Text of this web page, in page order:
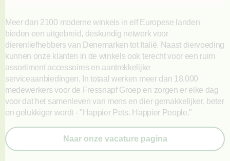
Meer dan 2100 moderne winkels in elf Europese landen
bieden een uitgebreid, deskundig netwerk voor
dierenliefhebbers van Denemarken tot Italië. Naast diervoeding
kunnen onze klanten in de winkels ook terecht voor een ruim
assortiment accessoires en aantrekkelijke
serviceaanbiedingen. In totaal werken meer dan 18.000
medewerkers voor de Fressnapf Groep en zorgen er elke dag
voor dat het samenleven van mens en dier gemakkelijker, beter
en gelukkiger wordt - "Happier Pets. Happier People."
Naar onze vacature pagina